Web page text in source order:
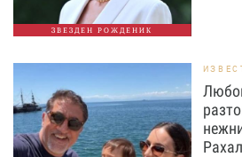
ЗВЕЗДЕН РОЖДЕНИК